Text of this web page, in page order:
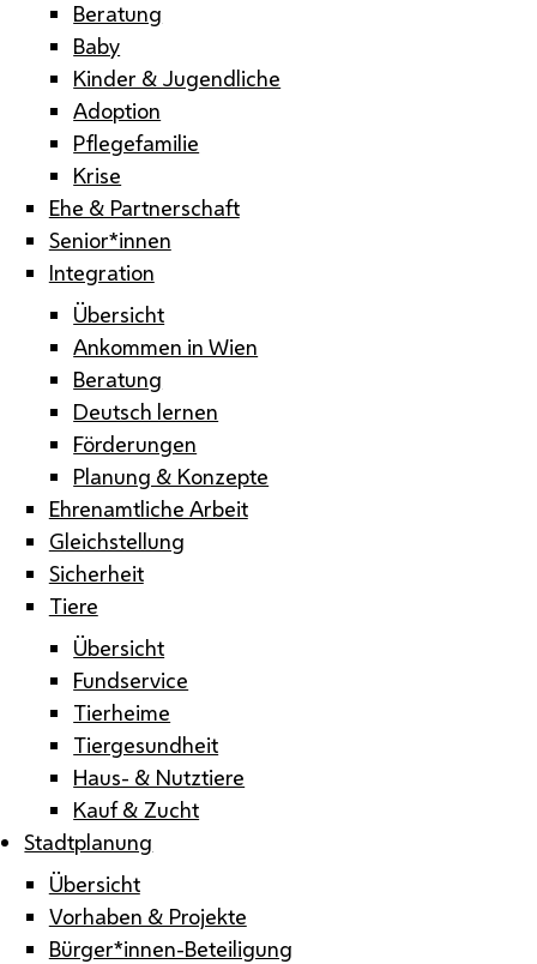
Beratung
Baby
Kinder & Jugendliche
Adoption
Pflegefamilie
Krise
Ehe & Partnerschaft
Senior*innen
Integration
Übersicht
Ankommen in Wien
Beratung
Deutsch lernen
Förderungen
Planung & Konzepte
Ehrenamtliche Arbeit
Gleichstellung
Sicherheit
Tiere
Übersicht
Fundservice
Tierheime
Tiergesundheit
Haus- & Nutztiere
Kauf & Zucht
Stadtplanung
Übersicht
Vorhaben & Projekte
Bürger*innen-Beteiligung